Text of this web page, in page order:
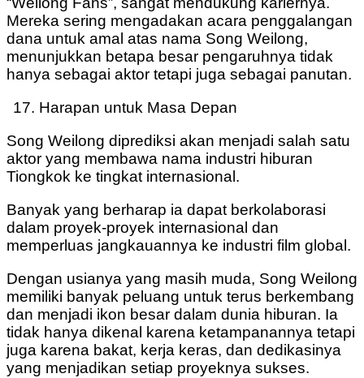
Mereka sering mengadakan acara penggalangan
dana untuk amal atas nama Song Weilong,
menunjukkan betapa besar pengaruhnya tidak
hanya sebagai aktor tetapi juga sebagai panutan.
Harapan untuk Masa Depan
Song Weilong diprediksi akan menjadi salah satu
aktor yang membawa nama industri hiburan
Tiongkok ke tingkat internasional.
Banyak yang berharap ia dapat berkolaborasi
dalam proyek-proyek internasional dan
memperluas jangkauannya ke industri film global.
Dengan usianya yang masih muda, Song Weilong
memiliki banyak peluang untuk terus berkembang
dan menjadi ikon besar dalam dunia hiburan. Ia
tidak hanya dikenal karena ketampanannya tetapi
juga karena bakat, kerja keras, dan dedikasinya
yang menjadikan setiap proyeknya sukses.